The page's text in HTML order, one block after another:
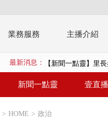
業務服務 主播介紹
最新消息： 【新聞一點靈】里
漢光演練「防毒戰」
新聞一點靈 壹直播
> HOME > 政治